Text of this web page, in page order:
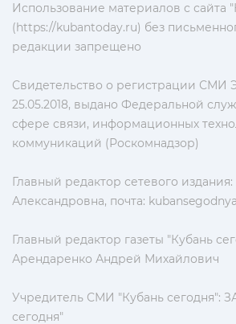
Использование материалов с сайта
(https://kubantoday.ru) без
редакции запрещено
Свидетельство о регистрации СМИ
25.05.2018, выдано Федеральной
сфере связи, информационных
коммуникаций (Роскомнадзор)
Главный редактор сетевого
Александровна, почта:
Главный редактор газеты "Кубань
Арендаренко Андрей Михайлович
Учредитель СМИ "Кубань сегодня":
сегодня"